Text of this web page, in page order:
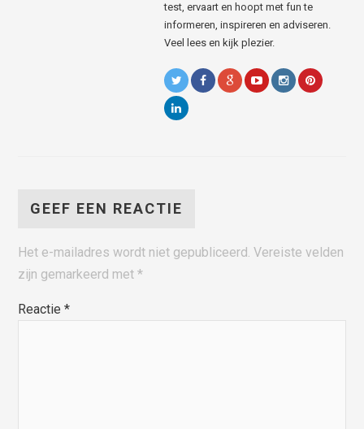
test, ervaart en hoopt met fun te
informeren, inspireren en adviseren.
Veel lees en kijk plezier.
GEEF EEN REACTIE
Het e-mailadres wordt niet gepubliceerd. Vereiste velden
zijn gemarkeerd met*
Reactie*